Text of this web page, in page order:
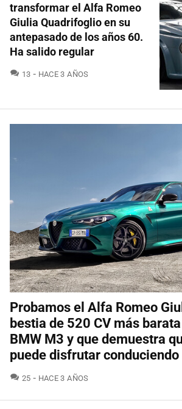
transformar el Alfa Romeo
Giulia Quadrifoglio en su
antepasado de los años 60.
Ha salido regular
13 COMENTARIOS
HACE 3 AÑOS
Probamos el Alfa Romeo
bestia de 520 CV más
BMW M3 y que demuestra
puede disfrutar conduciendo
25 COMENTARIOS
HACE 3 AÑOS